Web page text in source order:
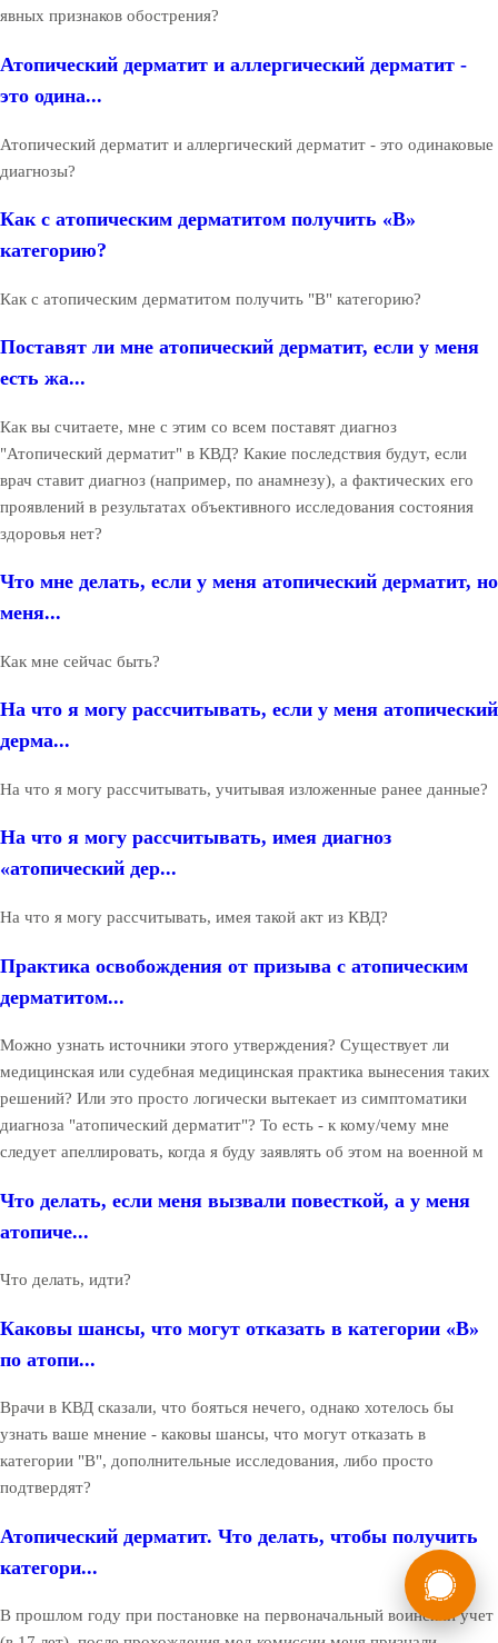
явных признаков обострения?
Атопический дерматит и аллергический дерматит -
это одина...
Атопический дерматит и аллергический дерматит - это одинаковые
диагнозы?
Как с атопическим дерматитом получить «В»
категорию?
Как с атопическим дерматитом получить "В" категорию?
Поставят ли мне атопический дерматит, если у меня
есть жа...
Как вы считаете, мне с этим со всем поставят диагноз
"Атопический дерматит" в КВД? Какие последствия будут, если
врач ставит диагноз (например, по анамнезу), а фактических его
проявлений в результатах объективного исследования состояния
здоровья нет?
Что мне делать, если у меня атопический дерматит, но
меня...
Как мне сейчас быть?
На что я могу рассчитывать, если у меня атопический
дерма...
На что я могу рассчитывать, учитывая изложенные ранее данные?
На что я могу рассчитывать, имея диагноз
«атопический дер...
На что я могу рассчитывать, имея такой акт из КВД?
Практика освобождения от призыва с атопическим
дерматитом...
Можно узнать источники этого утверждения? Существует ли
медицинская или судебная медицинская практика вынесения таких
решений? Или это просто логически вытекает из симптоматики
диагноза "атопический дерматит"? То есть - к кому/чему мне
следует апеллировать, когда я буду заявлять об этом на военной м
Что делать, если меня вызвали повесткой, а у меня
атопиче...
Что делать, идти?
Каковы шансы, что могут отказать в категории «В»
по атопи...
Врачи в КВД сказали, что бояться нечего, однако хотелось бы
узнать ваше мнение - каковы шансы, что могут отказать в
категории "В", дополнительные исследования, либо просто
подтвердят?
Атопический дерматит. Что делать, чтобы получить
категори...
В прошлом году при постановке на первоначальный воинский учет
Мы в
консультация
8 (800) 775-35-89